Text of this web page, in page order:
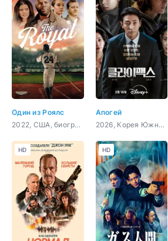
Один из Роялс
2022, США, биография, спорт
Апогей
2026, Корея Южная, триллер, детектив
HD HD